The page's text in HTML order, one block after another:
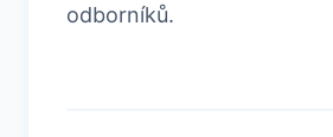
odborníků.